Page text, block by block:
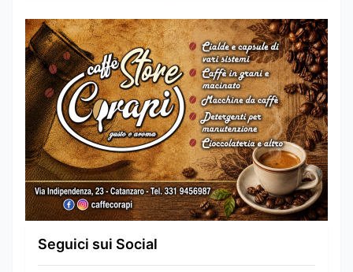
Seguici sui Social